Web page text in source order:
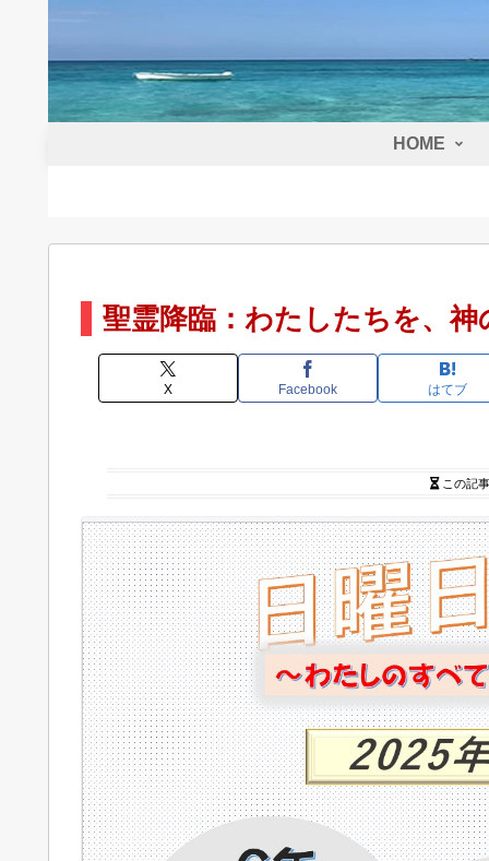
HOME
聖霊降臨：わたしたちを、
X Facebook はてブ
この記